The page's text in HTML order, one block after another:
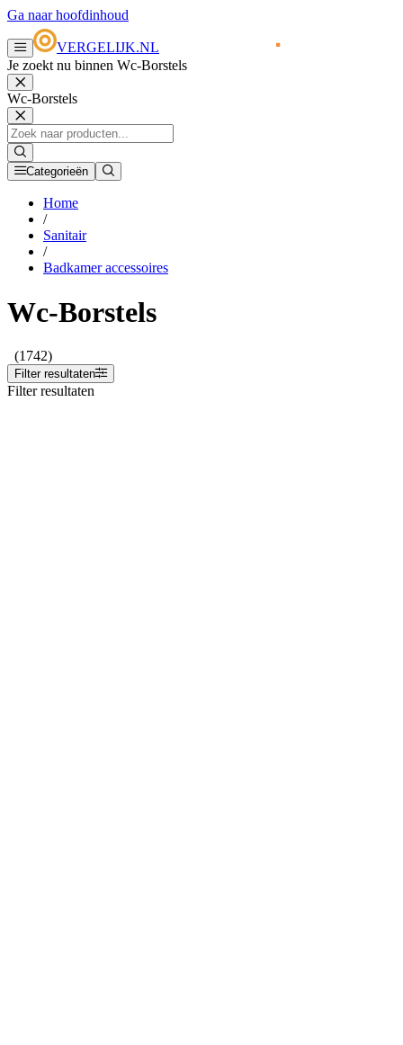
Ga naar hoofdinhoud
VERGELIJK.NL
Je zoekt nu binnen Wc-Borstels
Wc-Borstels
Categorieën
Home
/
Sanitair
/
Badkamer accessoires
Wc-Borstels
(1742)
Filter resultaten
Filter resultaten